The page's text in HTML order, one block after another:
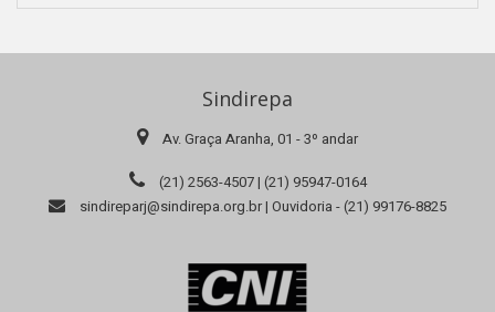
Sindirepa
Av. Graça Aranha, 01 - 3º andar
(21) 2563-4507 | (21) 95947-0164
sindireparj@sindirepa.org.br | Ouvidoria - (21) 99176-8825